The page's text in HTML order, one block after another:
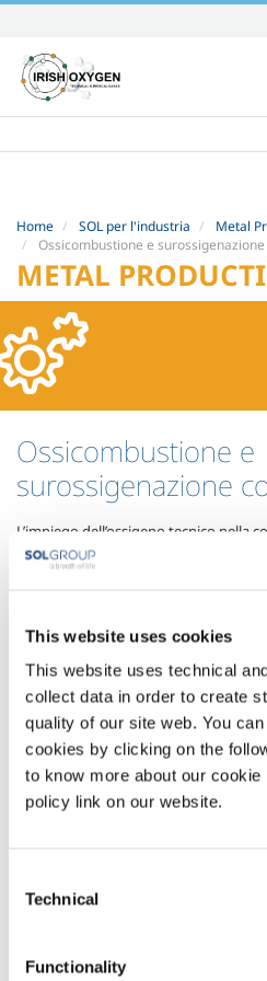
This website uses cookies
This website uses technical
collect data in order to create
quality of our site web. You
cookies by clicking on the
to know more about our
policy link on our website.
Selection
Technical
Functionality
to
content.
|
to
Home SOL per l'industria
Metal
Ossicombustione e
METAL
Ossicombustione e
surossigenazione
L’impiego dell’ossigeno tecnico nella
diffusa in molti processi industriali,
all’aria (ossicombustione), grazie
nell’aria (che non partecipa alla
combustibile) e ad una conseguente
fiamma, permettono di:
ridurre il consumo
conseguentemente i costi
migliorare il trasferimento
ridurre il volume di fumi
ridurre le emissioni di
(NO )